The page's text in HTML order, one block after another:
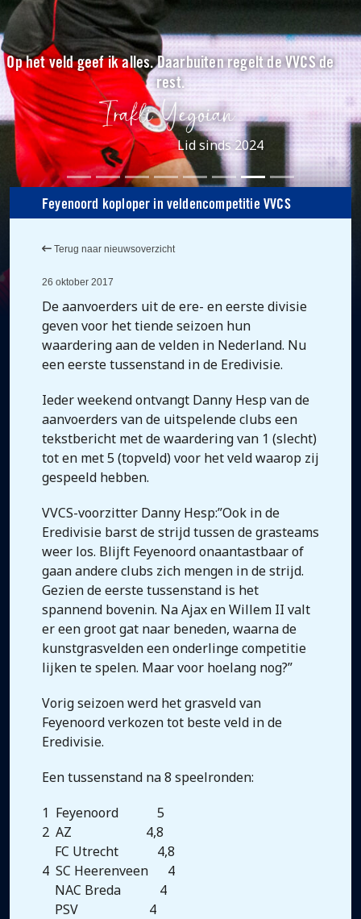
Op het veld geef ik alles. Daarbuiten regelt de VVCS de
rest.
Lid sinds 2024
Feyenoord koploper in veldencompetitie VVCS
Terug naar nieuwsoverzicht
26 oktober 2017
De aanvoerders uit de ere- en eerste divisie
geven voor het tiende seizoen hun
waardering aan de velden in Nederland. Nu
een eerste tussenstand in de Eredivisie.
Ieder weekend ontvangt Danny Hesp van de
aanvoerders van de uitspelende clubs een
tekstbericht met de waardering van 1 (slecht)
tot en met 5 (topveld) voor het veld waarop zij
gespeeld hebben.
VVCS-voorzitter Danny Hesp:”Ook in de
Eredivisie barst de strijd tussen de grasteams
weer los. Blijft Feyenoord onaantastbaar of
gaan andere clubs zich mengen in de strijd.
Gezien de eerste tussenstand is het
spannend bovenin. Na Ajax en Willem II valt
er een groot gat naar beneden, waarna de
kunstgrasvelden een onderlinge competitie
lijken te spelen. Maar voor hoelang nog?”
Vorig seizoen werd het grasveld van
Feyenoord verkozen tot beste veld in de
Eredivisie.
Een tussenstand na 8 speelronden:
1 Feyenoord 5
2 AZ 4,8
FC Utrecht 4,8
4 SC Heerenveen 4
NAC Breda 4
PSV 4